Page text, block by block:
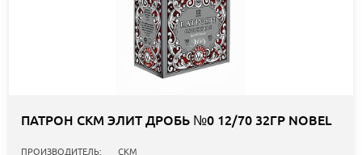
ПАТРОН СКМ ЭЛИТ ДРОБЬ №0 12/70 32ГР NOBEL
ПРОИЗВОДИТЕЛЬ: СКМ